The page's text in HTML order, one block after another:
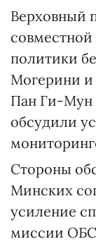
Верховный
политики
Могерини и
Пан Ги-Мун
обсудили
Стороны
Минских
усиление
миссии